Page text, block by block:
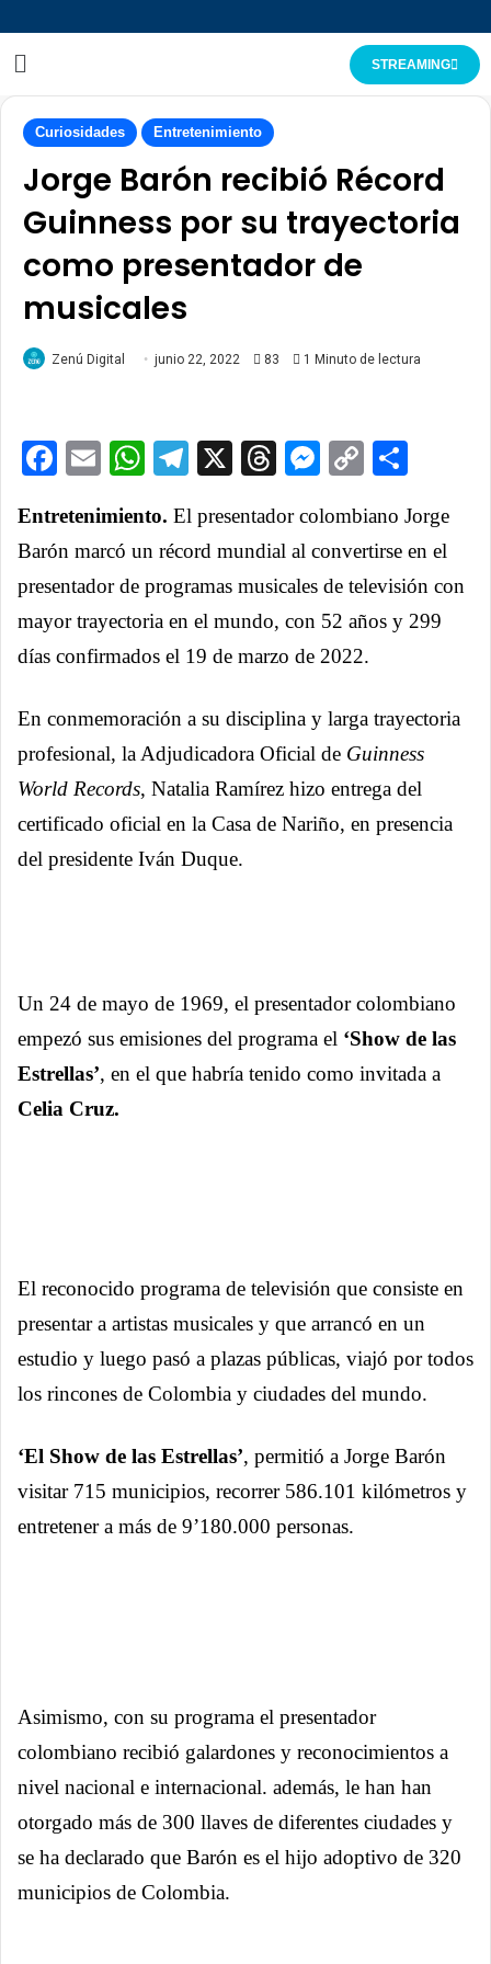
STREAMING
Curiosidades Entretenimiento
Jorge Barón recibió Récord
Guinness por su trayectoria
como presentador de
musicales
Zenú Digital junio 22, 2022 83 1 Minuto de lectura
Facebook
EmailWhatsApp
Telegram
X ThreadsCopy
Entretenimiento. El presentador colombiano Jorge
Barón marcó un récord mundial al convertirse en el
presentador de programas musicales de televisión con
mayor trayectoria en el mundo, con 52 años y 299
días confirmados el 19 de marzo de 2022.
En conmemoración a su disciplina y larga trayectoria
profesional, la Adjudicadora Oficial de Guinness
World Records, Natalia Ramírez hizo entrega del
certificado oficial en la Casa de Nariño, en presencia
del presidente Iván Duque.
Un 24 de mayo de 1969, el presentador colombiano
empezó sus emisiones del programa el ‘Show de las
Estrellas’, en el que habría tenido como invitada a
Celia Cruz.
El reconocido programa de televisión que consiste en
presentar a artistas musicales y que arrancó en un
estudio y luego pasó a plazas públicas, viajó por todos
los rincones de Colombia y ciudades del mundo.
‘El Show de las Estrellas’, permitió a Jorge Barón
visitar 715 municipios, recorrer 586.101 kilómetros y
entretener a más de 9’180.000 personas.
Asimismo, con su programa el presentador
colombiano recibió galardones y reconocimientos a
nivel nacional e internacional. además, le han han
otorgado más de 300 llaves de diferentes ciudades y
se ha declarado que Barón es el hijo adoptivo de 320
municipios de Colombia.